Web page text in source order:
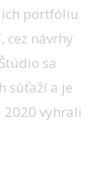
ich portfóliu
cez návrhy
sa
súťaží a je
2020 vyhrali